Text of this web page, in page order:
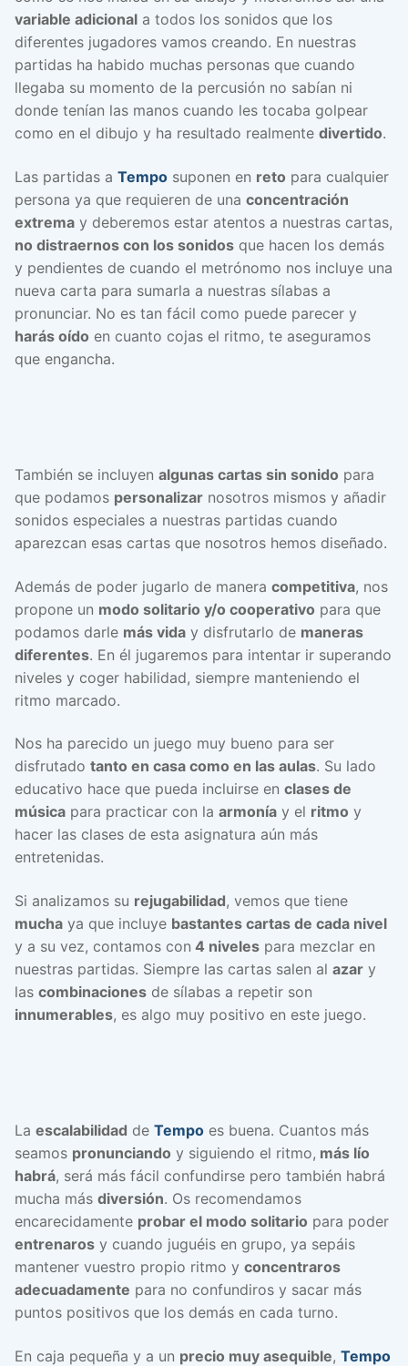
variable adicional a todos los sonidos que los
diferentes jugadores vamos creando. En nuestras
partidas ha habido muchas personas que cuando
llegaba su momento de la percusión no sabían ni
donde tenían las manos cuando les tocaba golpear
como en el dibujo y ha resultado realmente divertido.
Las partidas a Tempo suponen en reto para cualquier
persona ya que requieren de una concentración
extrema y deberemos estar atentos a nuestras cartas,
no distraernos con los sonidos que hacen los demás
y pendientes de cuando el metrónomo nos incluye una
nueva carta para sumarla a nuestras sílabas a
pronunciar. No es tan fácil como puede parecer y
harás oído en cuanto cojas el ritmo, te aseguramos
que engancha.
También se incluyen algunas cartas sin sonido para
que podamos personalizar nosotros mismos y añadir
sonidos especiales a nuestras partidas cuando
aparezcan esas cartas que nosotros hemos diseñado.
Además de poder jugarlo de manera competitiva, nos
propone un modo solitario y/o cooperativo para que
podamos darle más vida y disfrutarlo de maneras
diferentes. En él jugaremos para intentar ir superando
niveles y coger habilidad, siempre manteniendo el
ritmo marcado.
Nos ha parecido un juego muy bueno para ser
disfrutado tanto en casa como en las aulas. Su lado
educativo hace que pueda incluirse en clases de
música para practicar con la armonía y el ritmo y
hacer las clases de esta asignatura aún más
entretenidas.
Si analizamos su rejugabilidad, vemos que tiene
mucha ya que incluye bastantes cartas de cada nivel
y a su vez, contamos con 4 niveles para mezclar en
nuestras partidas. Siempre las cartas salen al azar y
las combinaciones de sílabas a repetir son
innumerables, es algo muy positivo en este juego.
La escalabilidad de Tempo es buena. Cuantos más
seamos pronunciando y siguiendo el ritmo, más lío
habrá, será más fácil confundirse pero también habrá
mucha más diversión. Os recomendamos
encarecidamente probar el modo solitario para poder
entrenaros y cuando juguéis en grupo, ya sepáis
mantener vuestro propio ritmo y concentraros
adecuadamente para no confundiros y sacar más
puntos positivos que los demás en cada turno.
En caja pequeña y a un precio muy asequible, Tempo